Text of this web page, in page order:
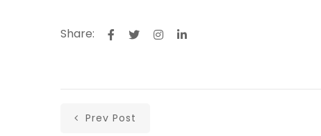
Share:
Prev Post